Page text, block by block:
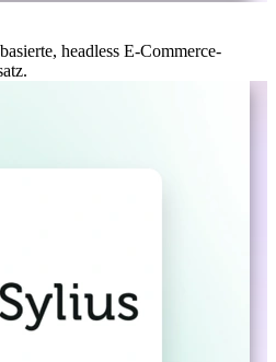
headless E-Commerce-